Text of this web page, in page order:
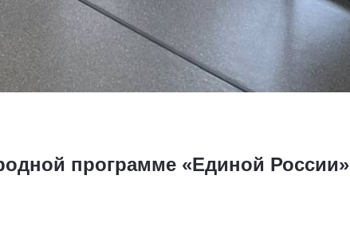
программе «Единой России»